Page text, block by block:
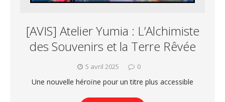
[AVIS] Atelier Yumia : L’Alchimiste
des Souvenirs et la Terre Rêvée
5 avril 2025 0
Une nouvelle héroïne pour un titre plus accessible